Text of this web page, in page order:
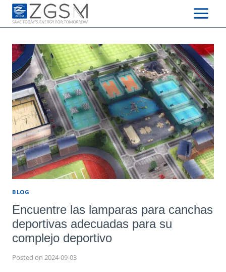
Skip
BLOG
Encuentre las lamparas para canchas
deportivas adecuadas para su
complejo deportivo
Posted on 2024-09-03